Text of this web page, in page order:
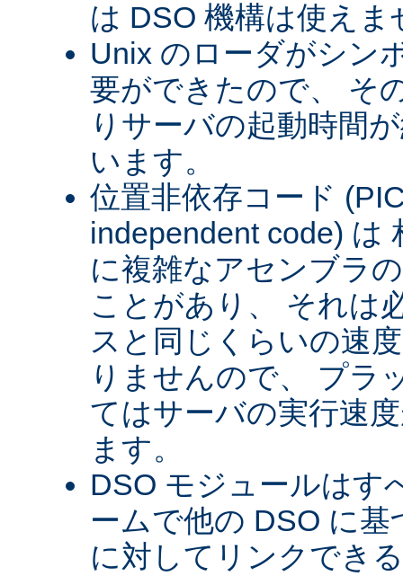
は DSO 機構は使えま
Unix のローダがシン
要ができたので、 そ
りサーバの起動時間
います。
位置非依存コード
independent code) は
に複雑なアセンブラ
ことがあり、 それは
スと同じくらいの速
りませんので、 プラ
てはサーバの実行速
ます。
DSO モジュールはす
ームで他の DSO に
に対してリンクでき